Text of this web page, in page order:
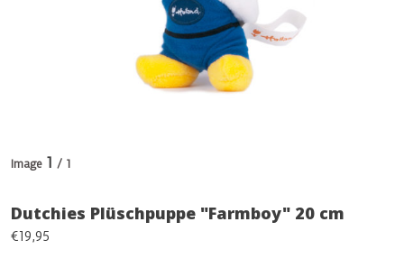
Image 1 / 1
Dutchies Plüschpuppe "Farmboy" 20 cm
€19,95